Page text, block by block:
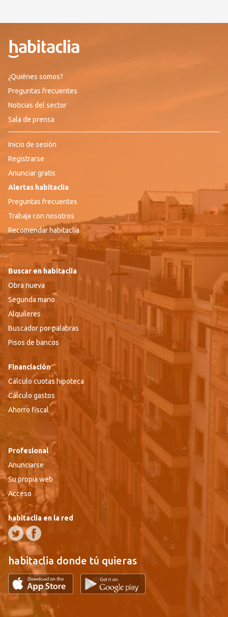
¿Quiénes somos?
Preguntas frecuentes
Noticias del sector
Sala de prensa
Inicio de sesión
Registrarse
Anunciar gratis
Alertas habitaclia
Preguntas frecuentes
Trabaja con nosotros
Recomendar habitaclia
Buscar en habitaclia
Obra nueva
Segunda mano
Alquileres
Buscador por palabras
Pisos de bancos
Financiación
Cálculo cuotas hipoteca
Cálculo gastos
Ahorro fiscal
Profesional
Anunciarse
Su propia web
Acceso
habitaclia en la red
habitaclia donde tú quieras